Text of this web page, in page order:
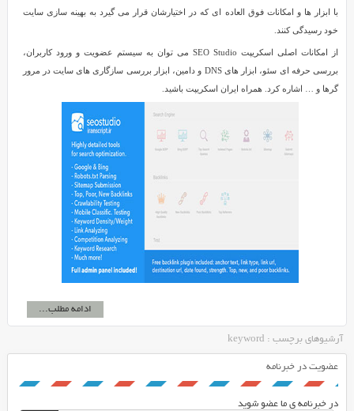
با ابزار ها و امکانات فوق العاده ای که در اختیارشان قرار می گیرد به بهینه سازی سایت
خود رسیدگی کنند.
از امکانات اصلی اسکریپت SEO Studio می توان به سیستم عضویت و ورود کاربران،
بررسی حرفه ای سئو، ابزار های DNS و دامین، ابزار بررسی سازگاری های سایت در مرور
گرها و … اشاره کرد. همراه ایران اسکریپت باشید.
ادامه مطلب...
آرشیوهای برچسب : keyword
عضویت در خبرنامه
در خبرنامه ی ما عضو شوید